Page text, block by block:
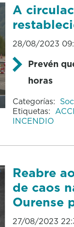
A
28/08/2023
Prevén
horas
Categorías:
Etiquetas:
INCENDIO
Reabre
de caos
Ourense
27/08/2023